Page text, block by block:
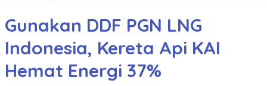
Gunakan DDF PGN LNG
Indonesia, Kereta Api KAI
Hemat Energi 37%